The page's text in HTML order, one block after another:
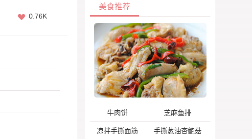
0.76K
美食推荐
牛肉饼 芝麻鱼排
凉拌手撕面筋 手撕葱油杏鲍菇